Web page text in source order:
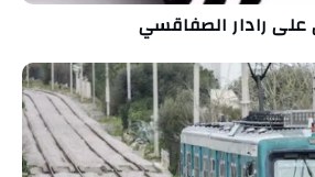
رادار الصفاقسي